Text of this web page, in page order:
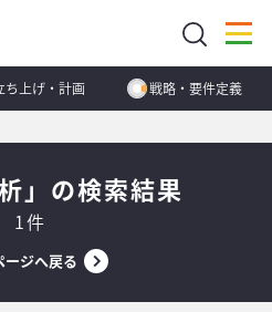
ち上げ・計画 戦略・要件定義
」の検索結果
1件
ージへ戻る